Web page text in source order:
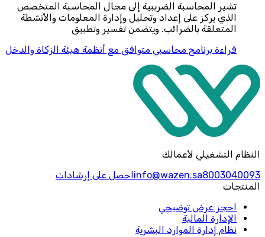
تشير المحاسبة الضريبية إلى مجال المحاسبة المتخصص
الذي يركز على إعداد وتحليل وإدارة المعلومات والأنشطة
المتعلقة بالضرائب. ويتضمن تفسير وتطبيق
قراءة برنامج محاسبي متوافق مع أنظمة هيئة الزكاة والدخل
النظام التشغيلي لأعمالك
8003040093
info@wazen.saاحصل على إرشادات
المنتجات
احجز عرض توضيحي
الإدارة المالية
نظام إدارة الموارد البشرية